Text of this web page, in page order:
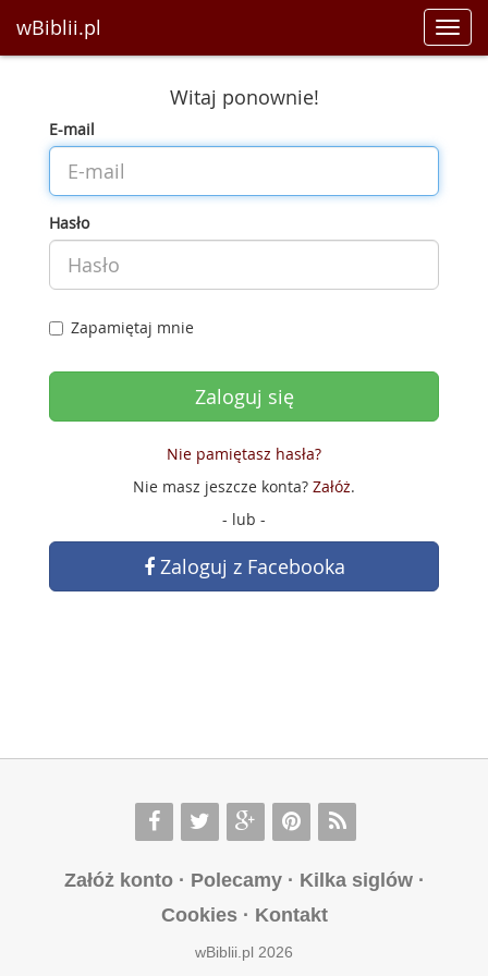
wBiblii.pl
Witaj ponownie!
E-mail
Hasło
Zapamiętaj mnie
Nie pamiętasz hasła?
Nie masz jeszcze konta? Załóż.
- lub -
Zaloguj z Facebooka
Załóż konto· Polecamy· Kilka siglów·
Cookies· Kontakt
wBiblii.pl 2026